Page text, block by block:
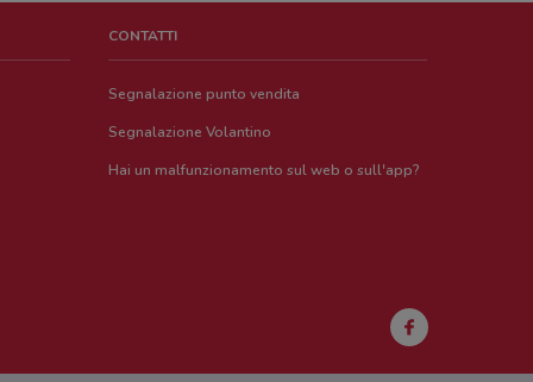
CONTATTI
Segnalazione punto vendita
Segnalazione Volantino
Hai un malfunzionamento sul web o sull'app?